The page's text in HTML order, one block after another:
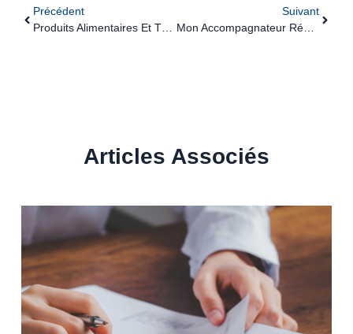
Précédent
Produits Alimentaires Et TVA : Et Si Leur Utilisation N’est Pas « Normale » ?
Suivant
Mon Accompagnateur Rénov’ : Un Dispositif Toujours Plus Encadré
Articles Associés